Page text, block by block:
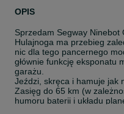
OPIS
Sprzedam Segway Ninebot
Hulajnoga ma przebieg
nic dla tego pancernego
głównie funkcję eksponatu
garażu.
Jeździ, skręca i hamuje jak
Zasięg do 65 km (w
humoru baterii i układu